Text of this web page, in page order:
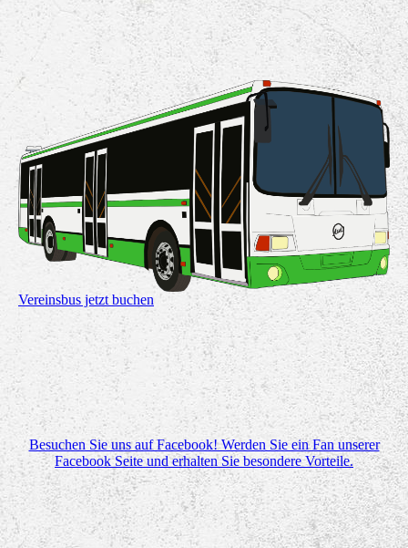
Vereinsbus jetzt buchen
Besuchen Sie uns auf Facebook! Werden Sie ein Fan unserer
Facebook Seite und erhalten Sie besondere Vorteile.